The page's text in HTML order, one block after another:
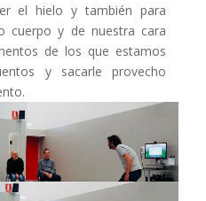
el hielo y también para
cuerpo y de nuestra cara
de los que estamos
y sacarle provecho